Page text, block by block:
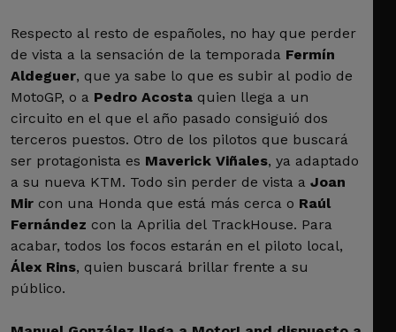
Respecto al resto de españoles, no hay que perder
de vista a la sensación de la temporada Fermín
Aldeguer, que ya sabe lo que es subir al podio de
MotoGP, o a Pedro Acosta quien llega a un
circuito en el que el año pasado consiguió dos
terceros puestos. Otro de los pilotos que buscará
ser protagonista es Maverick Viñales, ya adaptado
a su nueva KTM. Todo sin perder de vista a Joan
Mir con una Honda que está más cerca o Raúl
Fernández con la Aprilia del TrackHouse. Para
acabar, todos los focos estarán en el piloto local,
Álex Rins, quien buscará brillar frente a su
público.